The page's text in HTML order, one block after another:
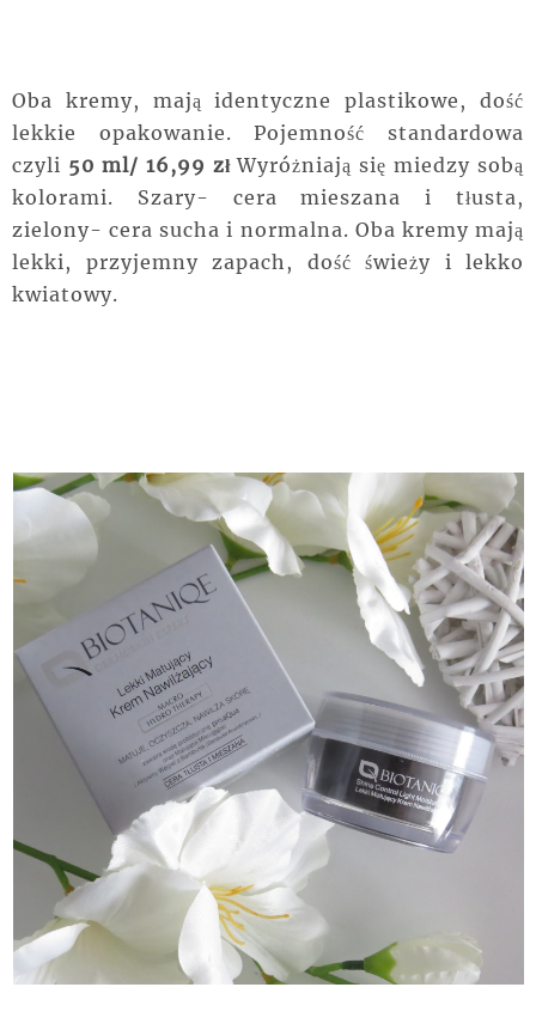
Oba kremy, mają identyczne plastikowe, dość
lekkie opakowanie. Pojemność standardowa
czyli 50 ml/ 16,99 złWyróżniają się miedzy sobą
kolorami. Szary- cera mieszana i tłusta,
zielony- cera sucha i normalna. Oba kremy mają
lekki, przyjemny zapach, dość świeży i lekko
kwiatowy.